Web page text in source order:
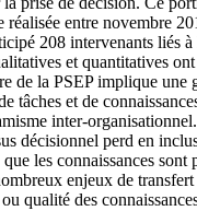
réalisée entre novembre
208 intervenants liés à
et quantitatives
de la PSEP implique une
tâches et de
inter-
décisionnel perd en
les connaissances sont
enjeux de transfert
qualité des